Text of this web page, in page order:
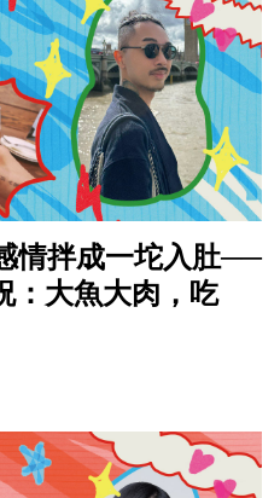
情拌成一坨入肚──
大魚大肉，吃